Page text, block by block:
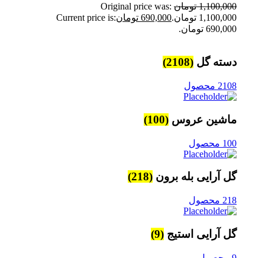
1,100,000 تومان Original price was:
1,100,000 تومان.
690,000 تومانCurrent price is:
690,000 تومان.
دسته گل (2108)
2108 محصول
ماشین عروس (100)
100 محصول
گل آرایی بله برون (218)
218 محصول
گل آرایی استیج (9)